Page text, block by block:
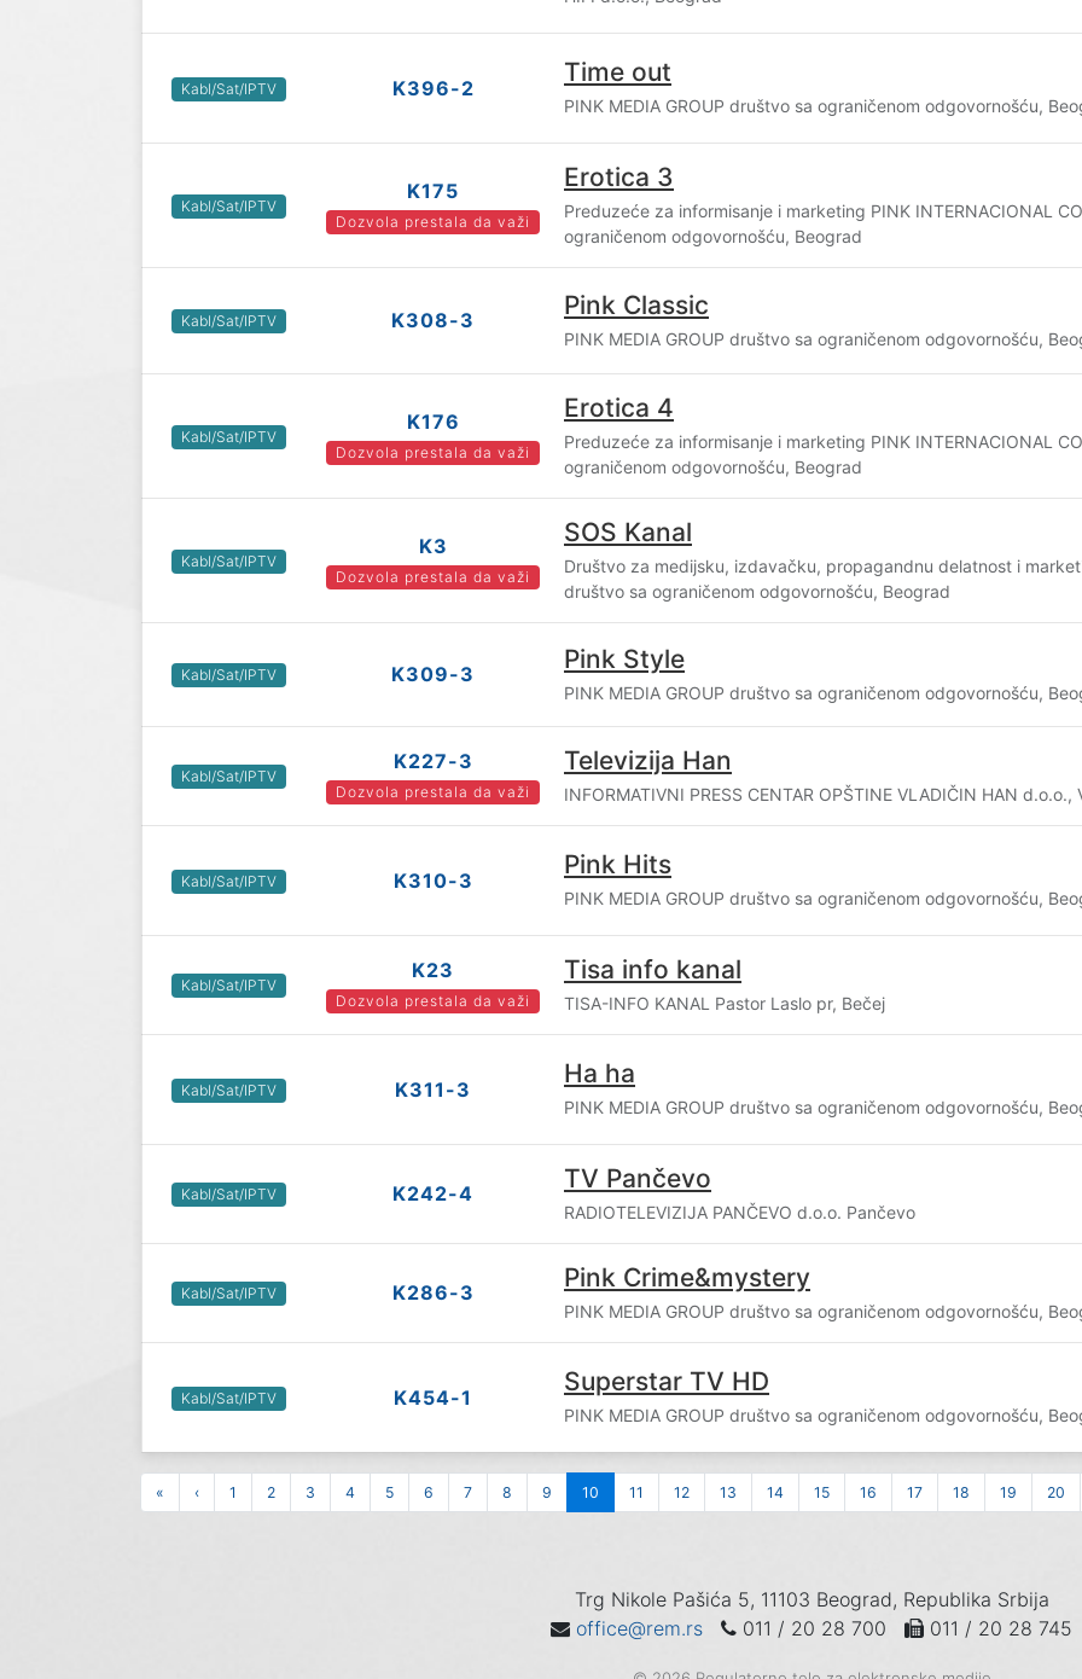
Kabl/Sat/IPTV K396-2
Time out
PINK MEDIA GROUP društvo sa ograničenom odgovornošću,
Kabl/Sat/IPTV
K175
Dozvola prestala da važi
Erotica 3
Preduzeće za informisanje i marketing PINK INTERNACIONAL
ograničenom odgovornošću, Beograd
Kabl/Sat/IPTV K308-3 Pink Classic
PINK MEDIA GROUP društvo sa ograničenom odgovornošću,
Kabl/Sat/IPTV
K176
Dozvola prestala da važi
Erotica 4
Preduzeće za informisanje i marketing PINK INTERNACIONAL
ograničenom odgovornošću, Beograd
Kabl/Sat/IPTV
K3
Dozvola prestala da važi
SOS Kanal
Društvo za medijsku, izdavačku, propagandnu delatnost i
društvo sa ograničenom odgovornošću, Beograd
Kabl/Sat/IPTV K309-3 Pink Style
PINK MEDIA GROUP društvo sa ograničenom odgovornošću,
Kabl/Sat/IPTV
K227-3
Dozvola prestala da važi
Televizija Han
INFORMATIVNI PRESS CENTAR OPŠTINE VLADIČIN HAN d.o.o.,
Kabl/Sat/IPTV K310-3
Pink Hits
PINK MEDIA GROUP društvo sa ograničenom odgovornošću,
Kabl/Sat/IPTV
K23
Dozvola prestala da važi
Tisa info kanal
TISA-INFO KANAL Pastor Laslo pr, Bečej
Kabl/Sat/IPTV K311-3
Ha ha
PINK MEDIA GROUP društvo sa ograničenom odgovornošću,
Kabl/Sat/IPTV K242-4 TV Pančevo
RADIOTELEVIZIJA PANČEVO d.o.o. Pančevo
Kabl/Sat/IPTV K286-3 Pink Crime&mystery
PINK MEDIA GROUP društvo sa ograničenom odgovornošću,
Kabl/Sat/IPTV K454-1
Superstar TV HD
PINK MEDIA GROUP društvo sa ograničenom odgovornošću,
« ‹ 1 2 3 4 5 6 7 8 9 10 11 12 13 14 15 16 17 18 19 20
Trg Nikole Pašića 5, 11103 Beograd, Republika Srbija
office@rem.rs
011 / 20 28 700 011 / 20 28 745